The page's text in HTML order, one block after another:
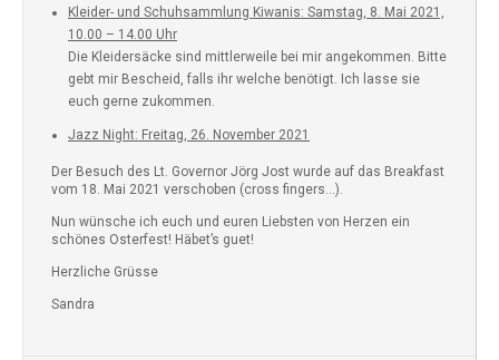
Kleider- und Schuhsammlung Kiwanis: Samstag, 8. Mai 2021,
10.00 – 14.00 Uhr
Die Kleidersäcke sind mittlerweile bei mir angekommen. Bitte
gebt mir Bescheid, falls ihr welche benötigt. Ich lasse sie
euch gerne zukommen.
Jazz Night: Freitag, 26. November 2021
Der Besuch des Lt. Governor Jörg Jost wurde auf das Breakfast
vom 18. Mai 2021 verschoben (cross fingers…).
Nun wünsche ich euch und euren Liebsten von Herzen ein
schönes Osterfest! Häbet’s guet!
Herzliche Grüsse
Sandra